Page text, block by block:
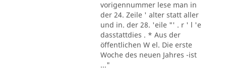
vorigennummer lese man in
der 24. Zeile ' alter statt aller
und in. der 28. 'eile "' . r ' l 'e
dasstattdies . * Aus der
öffentlichen W el. Die erste
Woche des neuen Jahres -ist
..."